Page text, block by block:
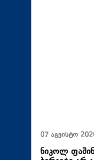
07 აგვისტო
ნიკოლ